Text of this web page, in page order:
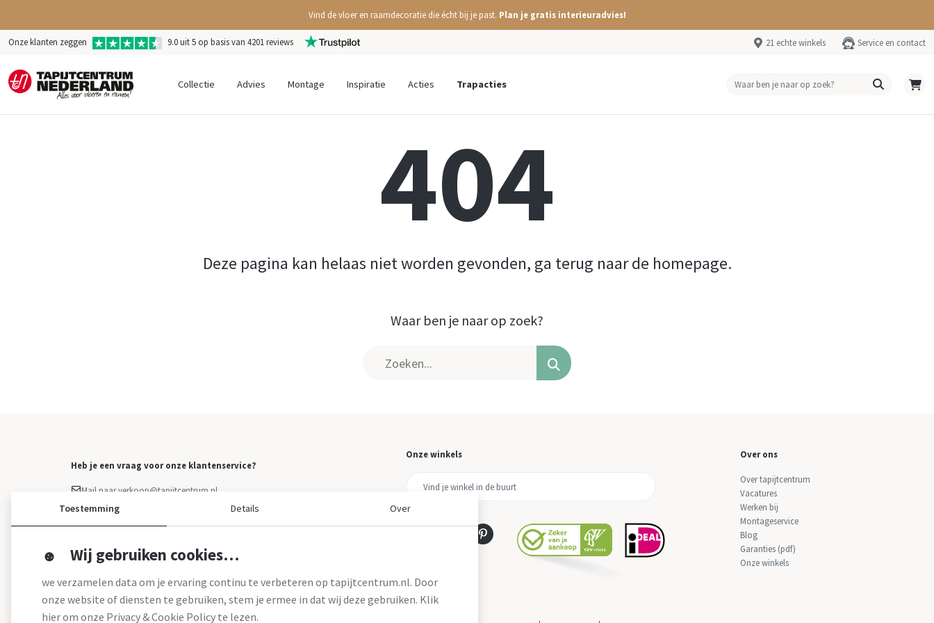
Vind de vloer en raamdecoratie die écht bij je past. Plan je gratis interieuradvies!
Onze klanten zeggen 9.0 uit 5 op basis van 4201 reviews 21 echte winkels Service en contact
Collectie Advies Montage Inspiratie Acties Trapacties
404
Deze pagina kan helaas niet worden gevonden, ga terug naar de homepage.
Waar ben je naar op zoek?
Heb je een vraag voor onze klantenservice?
Mail naar verkoop@tapijtcentrum.nl
Facebook Messenger
Onze winkels Over ons
Over tapijtcentrum
Vacatures
Werken bij
Montageservice
Blog
Garanties (pdf)
Onze winkels
Toestemming Details Over
Wij gebruiken cookies…
we verzamelen data om je ervaring continu te verbeteren op tapijtcentrum.nl. Door
onze website of diensten te gebruiken, stem je ermee in dat wij deze gebruiken. Klik
hier om onze Privacy & Cookie Policy te lezen.